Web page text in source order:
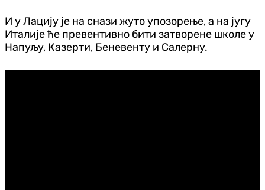
И у Лацију је на снази жуто упозорење, а на југу
Италије ће превентивно бити затворене школе у
Напуљу, Казерти, Беневенту и Салерну.